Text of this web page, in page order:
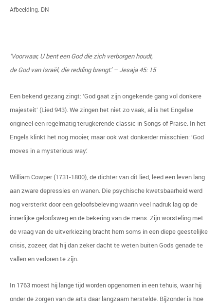
Afbeelding: DN
‘Voorwaar, U bent een God die zich verborgen houdt,
de God van Israël, die redding brengt.’ – Jesaja 45: 15
Een bekend gezang zingt: ‘God gaat zijn ongekende gang vol donkere
majesteit’ (Lied 943). We zingen het niet zo vaak, al is het Engelse
origineel een regelmatig terugkerende classic in Songs of Praise. In het
Engels klinkt het nog mooier, maar ook wat donkerder misschien: ‘God
moves in a mysterious way.’
William Cowper (1731-1800), de dichter van dit lied, leed een leven lang
aan zware depressies en wanen. Die psychische kwetsbaarheid werd
nog versterkt door een geloofsbeleving waarin veel nadruk lag op de
innerlijke geloofsweg en de bekering van de mens. Zijn worsteling met
de vraag van de uitverkiezing bracht hem soms in een diepe geestelijke
crisis, zozeer, dat hij dan zeker dacht te weten buiten Gods genade te
vallen en verloren te zijn.
In 1763 moest hij lange tijd worden opgenomen in een tehuis, waar hij
onder de zorgen van de arts daar langzaam herstelde. Bijzonder is hoe